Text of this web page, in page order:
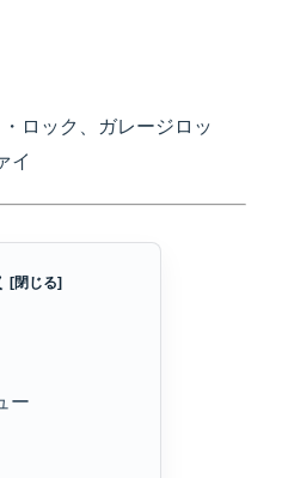
ロック、ガレージロッ
イ
ー